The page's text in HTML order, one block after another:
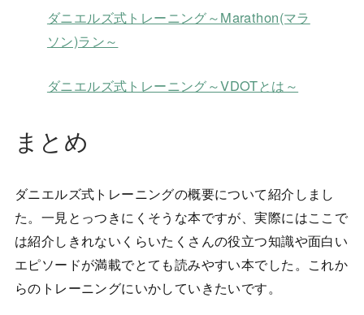
ダニエルズ式トレーニング～Marathon(マラ
ソン)ラン～
ダニエルズ式トレーニング～VDOTとは～
まとめ
ダニエルズ式トレーニングの概要について紹介しまし
た。一見とっつきにくそうな本ですが、実際にはここで
は紹介しきれないくらいたくさんの役立つ知識や面白い
エピソードが満載でとても読みやすい本でした。これか
らのトレーニングにいかしていきたいです。